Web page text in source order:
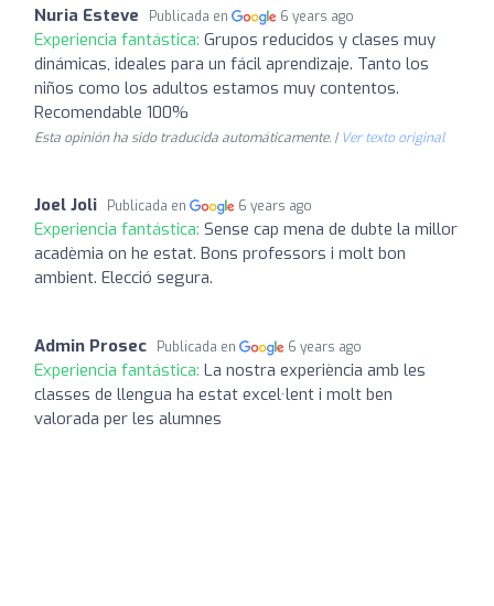
Nuria Esteve Publicada en 6 years ago
Experiencia fantástica: Grupos reducidos y clases muy
dinámicas, ideales para un fácil aprendizaje. Tanto los
niños como los adultos estamos muy contentos.
Recomendable 100%
Esta opinión ha sido traducida automáticamente. | Ver texto original
Joel Joli Publicada en 6 years ago
Experiencia fantástica: Sense cap mena de dubte la millor
acadèmia on he estat. Bons professors i molt bon
ambient. Elecció segura.
Admin Prosec Publicada en 6 years ago
Experiencia fantástica: La nostra experiència amb les
classes de llengua ha estat excel·lent i molt ben
valorada per les alumnes